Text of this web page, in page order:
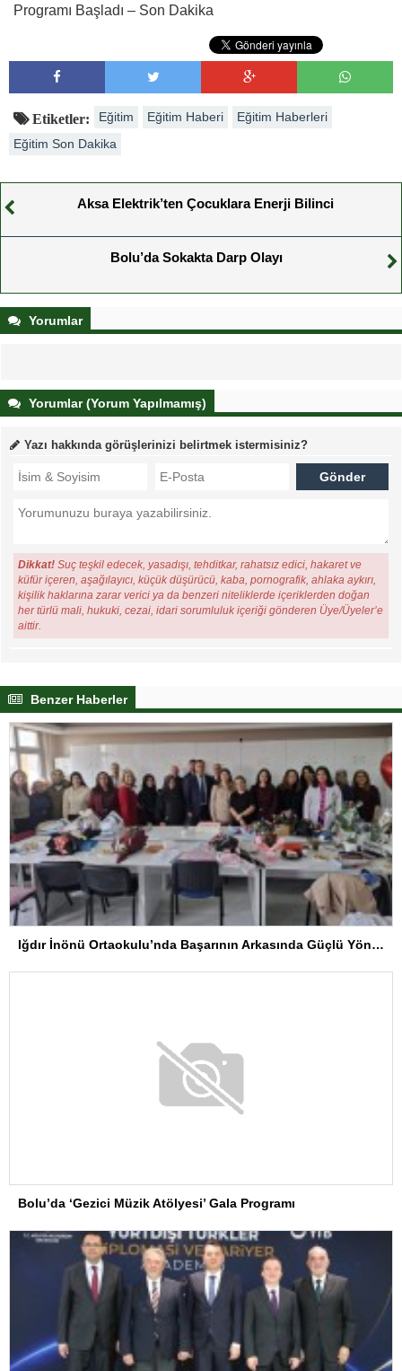
Programı Başladı – Son Dakika
Etiketler: Eğitim Eğitim Haberi
Eğitim Haberleri
Eğitim Son Dakika
Aksa Elektrik’ten Çocuklara Enerji Bilinci
Bolu’da Sokakta Darp Olayı
Yorumlar
Yorumlar (Yorum Yapılmamış)
Yazı hakkında görüşlerinizi belirtmek istermisiniz?
Dikkat! Suç teşkil edecek, yasadışı, tehditkar, rahatsız edici, hakaret ve
küfür içeren, aşağılayıcı, küçük düşürücü, kaba, pornografik, ahlaka aykırı,
kişilik haklarına zarar verici ya da benzeri niteliklerde içeriklerden doğan
her türlü mali, hukuki, cezai, idari sorumluluk içeriği gönderen Üye/Üyeler’e
aittir.
Benzer Haberler
Iğdır İnönü Ortaokulu’nda Başarının Arkasında Güçlü Yönetim ve Özverili Eğitim Kadrosu Bulunuyor
Bolu’da ‘Gezici Müzik Atölyesi’ Gala Programı